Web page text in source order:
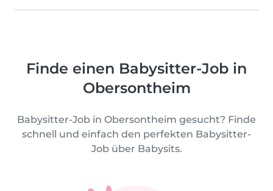
Finde einen Babysitter-Job in
Obersontheim
Babysitter-Job in Obersontheim gesucht? Finde
schnell und einfach den perfekten Babysitter-
Job über Babysits.